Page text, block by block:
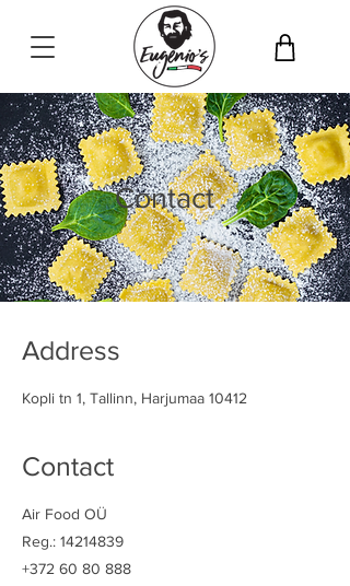
Contact
Address
Kopli tn 1, Tallinn, Harjumaa 10412
Contact
Air Food OÜ
Reg.: 14214839
+372 60 80 888